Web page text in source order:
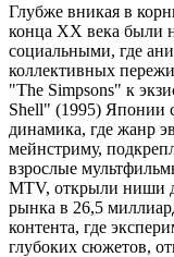
Глубже вникая в
конца XX века были
социальными, где
коллективных
"The Simpsons" к
Shell" (1995) Японии
динамика, где жанр
мейнстриму,
взрослые
MTV, открыли ниши
рынка в 26,5
контента, где
глубоких сюжетов,